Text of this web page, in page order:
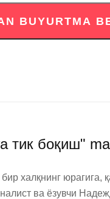
боқиш"
халқнинг юрагига,
ва ёзувчи